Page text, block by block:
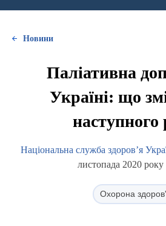
Новини
Паліативна
Україні: що
наступного
Національна служба здоров’я
листопада 2020 року
Охорона